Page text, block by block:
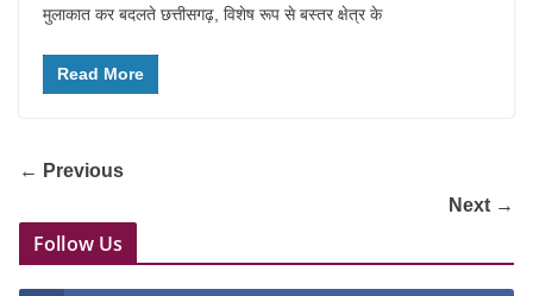
मुलाकात कर बदलते छत्तीसगढ़, विशेष रूप से बस्तर क्षेत्र के
Read More
← Previous
Next →
Follow Us